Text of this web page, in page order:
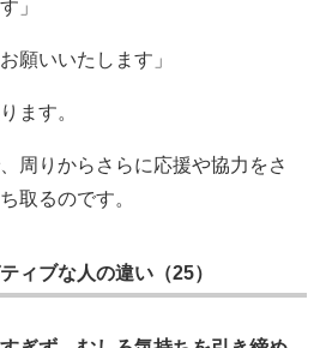
」
願いいたします」
ます。
周りからさらに応援や協力をさ
取るのです。
ィブな人の違い（25）